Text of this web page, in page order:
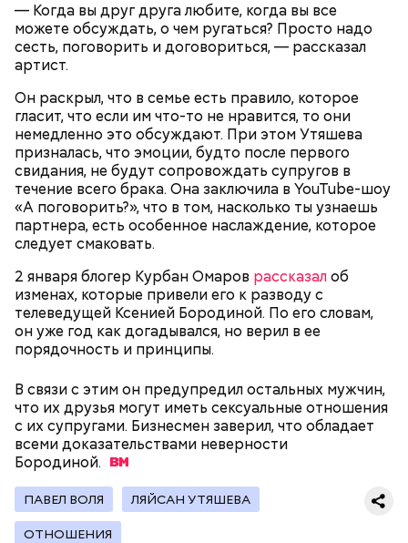
— Когда вы друг друга любите, когда вы все
можете обсуждать, о чем ругаться? Просто надо
сесть, поговорить и договориться, — рассказал
артист.
Он раскрыл, что в семье есть правило, которое
гласит, что если им что-то не нравится, то они
немедленно это обсуждают. При этом Утяшева
призналась, что эмоции, будто после первого
свидания, не будут сопровождать супругов в
течение всего брака. Она заключила в YouTube-шоу
«А поговорить?», что в том, насколько ты узнаешь
партнера, есть особенное наслаждение, которое
следует смаковать.
2 января блогер Курбан Омаров рассказалоб
изменах, которые привели его к разводу с
телеведущей Ксенией Бородиной. По его словам,
он уже год как догадывался, но верил в ее
порядочность и принципы.
В связи с этим он предупредил остальных мужчин,
что их друзья могут иметь сексуальные отношения
с их супругами. Бизнесмен заверил, что обладает
всеми доказательствами неверности
Бородиной.
ПАВЕЛ ВОЛЯ ЛЯЙСАН УТЯШЕВА
ОТНОШЕНИЯ
При встрече с шаровой молнией важно не
нужно застыть на месте и не двигаться;
нельзя ни в коем случае махать руками;
не стоит пытаться «поймать» молнию или
потрогать, особенно металлическими
предметами.
— Первые двое суток мы постоянно были на ногах.
Каждые два часа ездили делать замеры радиации.
Время от выезда до выезда — на отдых. Работа и
есть работа. Ее надо выполнять, — говорит он.
После получения предельно допустимой дозы
радиации Макеева вывели из 30-километровой
зоны отчуждения, где он до 3 мая проверял на
уровень радиационной зараженности
автотранспорт.
поездки, чтобы поклониться мощам Святителя
Николая, которые находятся в Италии. 19 декабря
отмечается Никола Зимний, а 22 мая Никола вешний
или летний. Этот день установлен в память об
обретении его мощей.